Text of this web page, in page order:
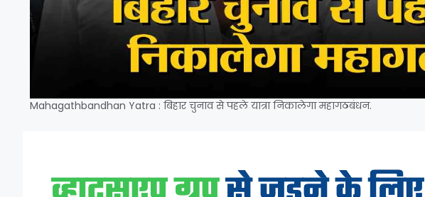
Mahagathbandhan Yatra : बिहार चुनाव से पहले यात्रा निकालेगा महागठबंधन.